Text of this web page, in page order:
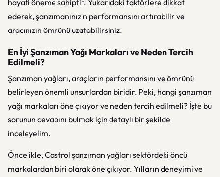
hayati öneme sahiptir. Yukarıdaki faktörlere dikkat
ederek, şanzımanınızın performansını artırabilir ve
aracınızın ömrünü uzatabilirsiniz.
En İyi Şanzıman Yağı Markaları ve Neden Tercih
Edilmeli?
Şanzıman yağları, araçların performansını ve ömrünü
belirleyen önemli unsurlardan biridir. Peki, hangi şanzıman
yağı markaları öne çıkıyor ve neden tercih edilmeli? İşte bu
sorunun cevabını bulmak için detaylı bir şekilde
inceleyelim.
Öncelikle, Castrol şanzıman yağları sektördeki öncü
markalardan biri olarak öne çıkıyor. Yılların deneyimi ve